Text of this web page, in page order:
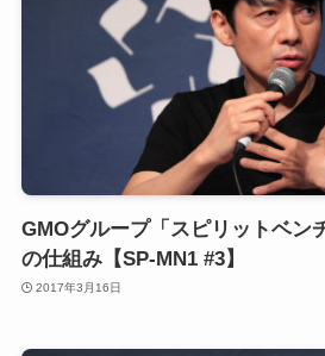
GMOグループ「スピリットベン
の仕組み【SP-MN1 #3】
2017年3月16日